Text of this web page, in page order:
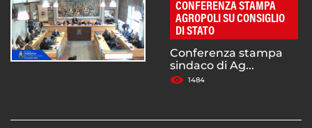
CONFERENZA STAMPA
AGROPOLI SU CONSIGLIO
DI STATO
Conferenza stampa
sindaco di Ag...
1484